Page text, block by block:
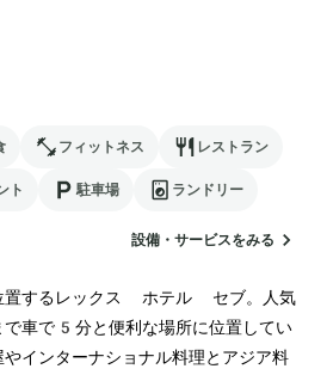
フィットネス レストラン
ト 駐車場 ランドリー
設備・サービスをみる
置するレックス ホテル セブ。人気
で車で5分と便利な場所に位置してい
インターナショナル料理とアジア料